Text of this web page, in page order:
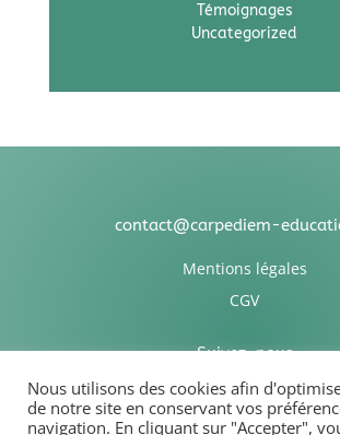
Témoignages
Uncategorized
contact@carpediem-
Mentions légales
CGV
Suivez-nous
Nous utilisons des cookies afin
de notre site en conservant vos
navigation. En cliquant sur "Accepter",